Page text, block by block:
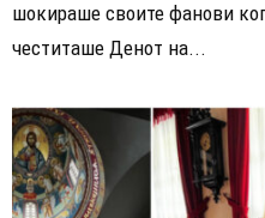
шокираше своите фанови
честиташе Денот на...